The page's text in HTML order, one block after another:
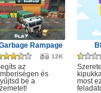
Rampage
12K
az
és
be a
most